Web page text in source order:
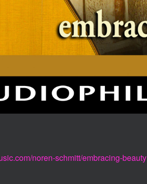
noren-schmitt/embracing-beauty